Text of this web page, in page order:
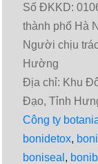
Số ĐKKD:
thành phố Hà
Người chịu
Hường
Địa chỉ: Khu
Đạo, Tỉnh
Công ty
bonidetox,
boniseal ,